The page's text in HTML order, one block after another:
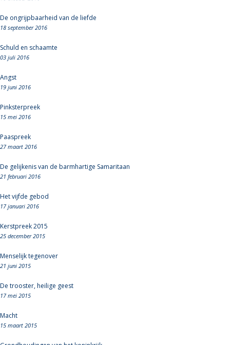
De ongrijpbaarheid van de liefde
18 september 2016
Schuld en schaamte
03 juli 2016
Angst
19 juni 2016
Pinksterpreek
15 mei 2016
Paaspreek
27 maart 2016
De gelijkenis van de barmhartige Samaritaan
21 februari 2016
Het vijfde gebod
17 januari 2016
Kerstpreek 2015
25 december 2015
Menselijk tegenover
21 juni 2015
De trooster, heilige geest
17 mei 2015
Macht
15 maart 2015